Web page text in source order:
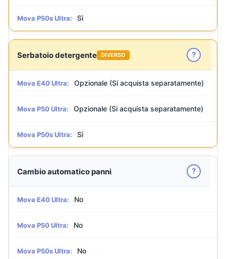
Mova P50s Ultra: Sì
Serbatoio detergente DIVERSO ?
Mova E40 Ultra: Opzionale (Si acquista separatamente)
Mova P50 Ultra: Opzionale (Si acquista separatamente)
Mova P50s Ultra: Sì
Cambio automatico panni ?
Mova E40 Ultra: No
Mova P50 Ultra: No
Mova P50s Ultra: No